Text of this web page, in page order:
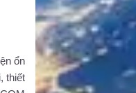
ổn
thiết